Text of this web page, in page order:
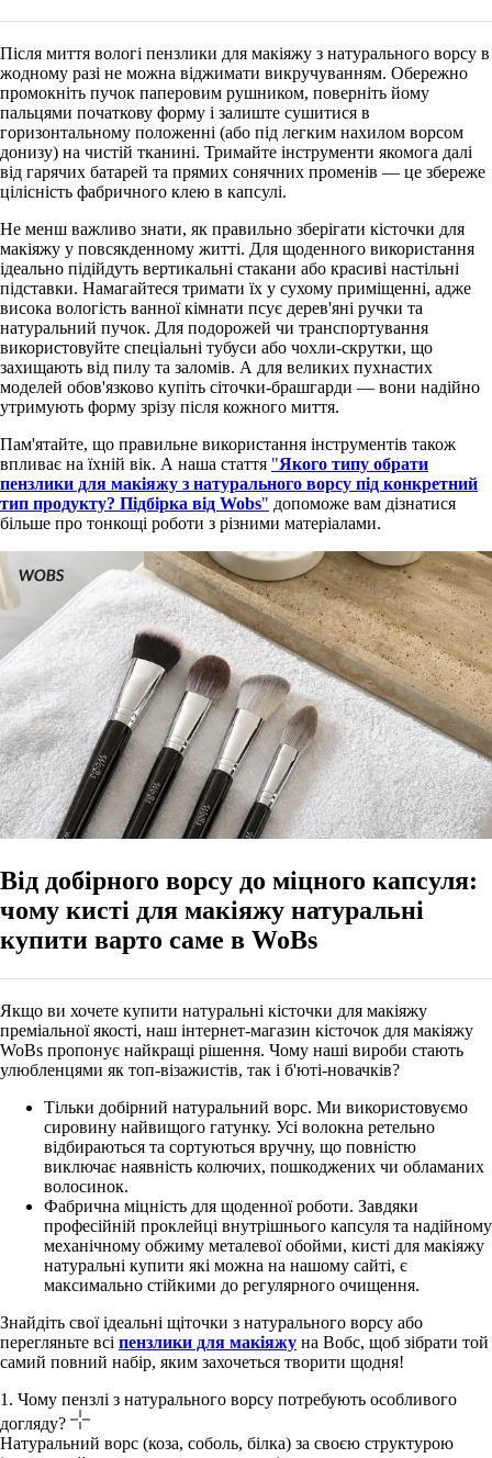
Після миття вологі пензлики для макіяжу з натурального ворсу в
жодному разі не можна віджимати викручуванням. Обережно
промокніть пучок паперовим рушником, поверніть йому
пальцями початкову форму і залиште сушитися в
горизонтальному положенні (або під легким нахилом ворсом
донизу) на чистій тканині. Тримайте інструменти якомога далі
від гарячих батарей та прямих сонячних променів — це збереже
цілісність фабричного клею в капсулі.
Не менш важливо знати, як правильно зберігати кісточки для
макіяжу у повсякденному житті. Для щоденного використання
ідеально підійдуть вертикальні стакани або красиві настільні
підставки. Намагайтеся тримати їх у сухому приміщенні, адже
висока вологість ванної кімнати псує дерев'яні ручки та
натуральний пучок. Для подорожей чи транспортування
використовуйте спеціальні тубуси або чохли-скрутки, що
захищають від пилу та заломів. А для великих пухнастих
моделей обов'язково купіть сіточки-брашгарди — вони надійно
утримують форму зрізу після кожного миття.
Пам'ятайте, що правильне використання інструментів також
впливає на їхній вік. А наша стаття "Якого типу обрати
пензлики для макіяжу з натурального ворсу під конкретний
тип продукту? Підбірка від Wobs" допоможе вам дізнатися
більше про тонкощі роботи з різними матеріалами.
Від добірного ворсу до міцного капсуля:
чому кисті для макіяжу натуральні
купити варто саме в WoBs
Якщо ви хочете купити натуральні кісточки для макіяжу
преміальної якості, наш інтернет-магазин кісточок для макіяжу
WoBs пропонує найкращі рішення. Чому наші вироби стають
улюбленцями як топ-візажистів, так і б'юті-новачків?
Тільки добірний натуральний ворс. Ми використовуємо
сировину найвищого гатунку. Усі волокна ретельно
відбираються та сортуються вручну, що повністю
виключає наявність колючих, пошкоджених чи обламаних
волосинок.
Фабрична міцність для щоденної роботи. Завдяки
професійній проклейці внутрішнього капсуля та надійному
механічному обжиму металевої обойми, кисті для макіяжу
натуральні купити які можна на нашому сайті, є
максимально стійкими до регулярного очищення.
Знайдіть свої ідеальні щіточки з натурального ворсу або
перегляньте всі пензлики для макіяжу на Вобс, щоб зібрати той
самий повний набір, яким захочеться творити щодня!
1. Чому пензлі з натурального ворсу потребують особливого
догляду?
Натуральний ворс (коза, соболь, білка) за своєю структурою